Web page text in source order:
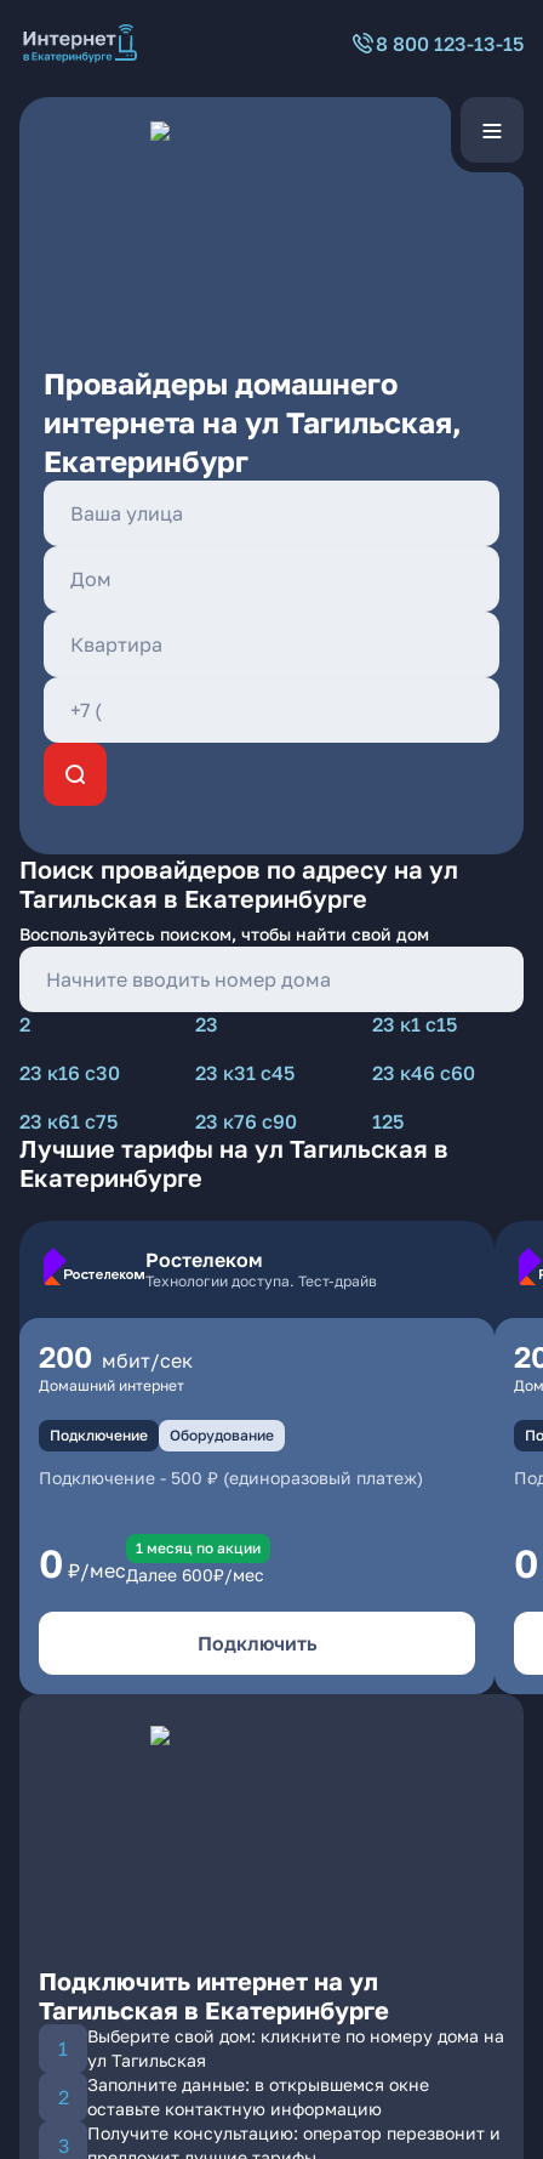
8 800 123-13-15
Провайдеры домашнего
интернета на ул Тагильская,
Екатеринбург
Поиск провайдеров по адресу на ул
Тагильская в Екатеринбурге
Воспользуйтесь поиском, чтобы найти свой дом
2 23
23 к1 с15
23 к16 с30
23 к31 с45
23 к46 с60
23 к61 с75
23 к76 с90 125
Лучшие тарифы на ул Тагильская в
Екатеринбурге
Ростелеком
Технологии доступа. Тест-драйв
200 мбит/сек
Домашний интернет
Подключение Оборудование
Подключение - 500 ₽ (единоразовый платеж)
0 ₽/мес
1 месяц по акции
Далее 600₽/мес
Подключить
0
Подключить интернет на ул
Тагильская в Екатеринбурге
Выберите свой дом: кликните по номеру дома на
ул Тагильская
Заполните данные: в открывшемся окне
оставьте контактную информацию
Получите консультацию: оператор перезвонит и